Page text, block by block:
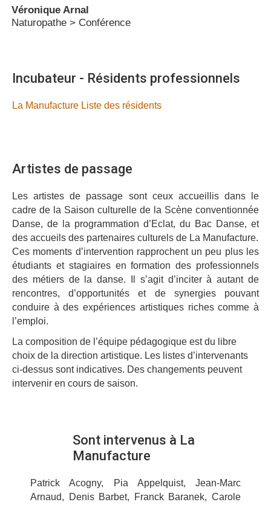
Véronique Arnal
Naturopathe > Conférence
Incubateur - Résidents professionnels
La Manufacture Liste des résidents
Artistes de passage
Les artistes de passage sont ceux accueillis dans le
cadre de la Saison culturelle de la Scène conventionnée
Danse, de la programmation d’Eclat, du Bac Danse, et
des accueils des partenaires culturels de La Manufacture.
Ces moments d’intervention rapprochent un peu plus les
étudiants et stagiaires en formation des professionnels
des métiers de la danse. Il s’agit d’inciter à autant de
rencontres, d’opportunités et de synergies pouvant
conduire à des expériences artistiques riches comme à
l’emploi.
La composition de l’équipe pédagogique est du libre
choix de la direction artistique. Les listes d’intervenants
ci-dessus sont indicatives. Des changements peuvent
intervenir en cours de saison.
Sont intervenus à La
Manufacture
Patrick Acogny, Pia Appelquist, Jean-Marc
Arnaud, Denis Barbet, Franck Baranek, Carole